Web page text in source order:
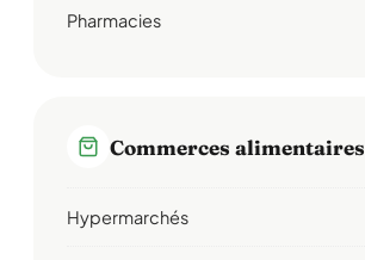
Pharmacies
Commerces alimentaires
Hypermarchés